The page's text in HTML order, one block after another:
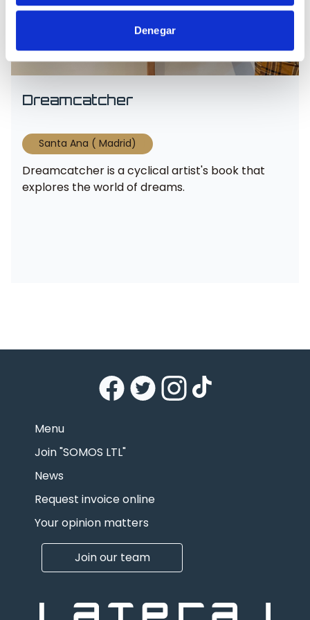
Denegar
Dreamcatcher
Santa Ana ( Madrid)
Dreamcatcher is a cyclical artist's book that
explores the world of dreams.
Menu
Join "SOMOS LTL"
News
Request invoice online
Your opinion matters
Join our team